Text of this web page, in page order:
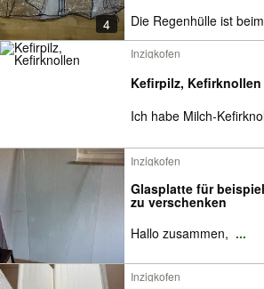
4
Die Regenhülle ist
Inzigkofen
Kefirpilz, Kefirknollen
Ich habe Milch-
Inzigkofen
Glasplatte für
zu verschenken
Hallo zusammen, ...
Inzigkofen